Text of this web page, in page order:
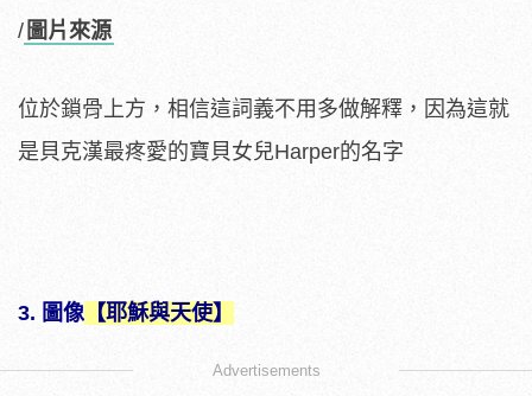
/ 圖片來源
位於鎖骨上方，相信這詞義不用多做解釋，因為這就
是貝克漢最疼愛的寶貝女兒Harper的名字
3. 圖像 【耶穌與天使】
Advertisements